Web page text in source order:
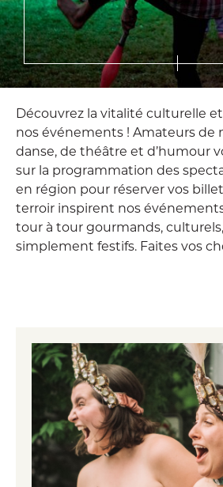
Découvrez la vitalité culturelle
nos événements ! Amateurs de
danse, de théâtre et d’humour
sur la programmation des
en région pour réserver vos
terroir inspirent nos
tour à tour gourmands,
simplement festifs. Faites vos